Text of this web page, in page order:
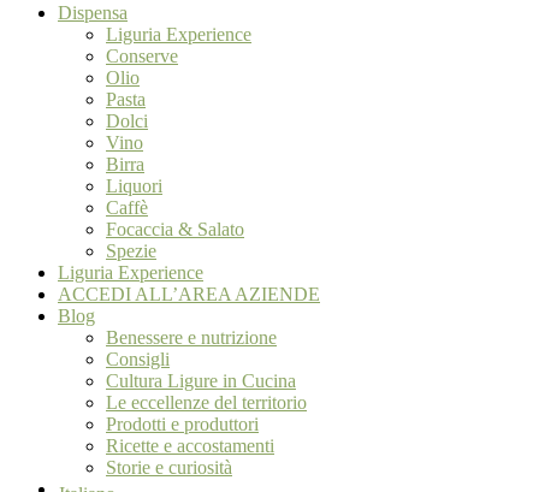
Dispensa
Liguria Experience
Conserve
Olio
Pasta
Dolci
Vino
Birra
Liquori
Caffè
Focaccia & Salato
Spezie
Liguria Experience
ACCEDI ALL’AREA AZIENDE
Blog
Benessere e nutrizione
Consigli
Cultura Ligure in Cucina
Le eccellenze del territorio
Prodotti e produttori
Ricette e accostamenti
Storie e curiosità